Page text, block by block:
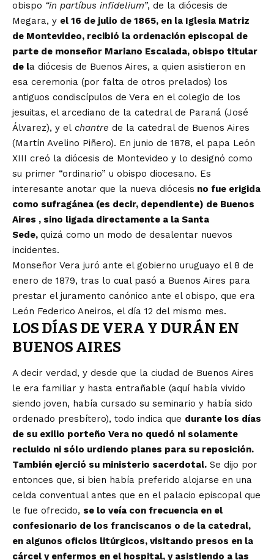
obispo “in partíbus infidelium”, de la diócesis de
Megara, y el 16 de julio de 1865, en la Iglesia Matriz
de Montevideo, recibió la ordenación episcopal de
parte de monseñor Mariano Escalada, obispo titular
de la diócesis de Buenos Aires, a quien asistieron en
esa ceremonia (por falta de otros prelados) los
antiguos condiscípulos de Vera en el colegio de los
jesuitas, el arcediano de la catedral de Paraná (José
Álvarez), y el chantre de la catedral de Buenos Aires
(Martín Avelino Piñero). En junio de 1878, el papa León
XIII creó la diócesis de Montevideo y lo designó como
su primer “ordinario” u obispo diocesano. Es
interesante anotar que la nueva diócesis no fue erigida
como sufragánea (es decir, dependiente) de Buenos
Aires , sino ligada directamente a la Santa
Sede, quizá como un modo de desalentar nuevos
incidentes.
Monseñor Vera juró ante el gobierno uruguayo el 8 de
enero de 1879, tras lo cual pasó a Buenos Aires para
prestar el juramento canónico ante el obispo, que era
León Federico Aneiros, el día 12 del mismo mes.
LOS DÍAS DE VERA Y DURÁN EN
BUENOS AIRES
A decir verdad, y desde que la ciudad de Buenos Aires
le era familiar y hasta entrañable (aquí había vivido
siendo joven, había cursado su seminario y había sido
ordenado presbítero), todo indica que durante los días
de su exilio porteño Vera no quedó ni solamente
recluido ni sólo urdiendo planes para su reposición.
También ejerció su ministerio sacerdotal. Se dijo por
entonces que, si bien había preferido alojarse en una
celda conventual antes que en el palacio episcopal que
le fue ofrecido, se lo veía con frecuencia en el
confesionario de los franciscanos o de la catedral,
en algunos oficios litúrgicos, visitando presos en la
cárcel y enfermos en el hospital, y asistiendo a las